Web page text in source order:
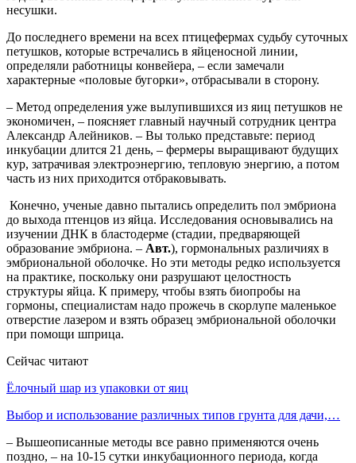
несушки.
До последнего времени на всех птицефермах судьбу суточных
петушков, которые встречались в яйценосной линии,
определяли работницы конвейера, – если замечали
характерные «половые бугорки», отбрасывали в сторону.
– Метод определения уже вылупившихся из яиц петушков не
экономичен, – поясняет главный научный сотрудник центра
Александр Алейников. – Вы только представьте: период
инкубации длится 21 день, – фермеры выращивают будущих
кур, затрачивая электроэнергию, тепловую энергию, а потом
часть из них приходится отбраковывать.
Конечно, ученые давно пытались определить пол эмбриона
до выхода птенцов из яйца. Исследования основывались на
изучении ДНК в бластодерме (стадии, предваряющей
образование эмбриона. – Авт.), гормональных различиях в
эмбриональной оболочке. Но эти методы редко используется
на практике, поскольку они разрушают целостность
структуры яйца. К примеру, чтобы взять биопробы на
гормоны, специалистам надо прожечь в скорлупе маленькое
отверстие лазером и взять образец эмбриональной оболочки
при помощи шприца.
Сейчас читают
Ёлочный шар из упаковки от яиц
Выбор и использование различных типов грунта для дачи,…
– Вышеописанные методы все равно применяются очень
поздно, – на 10-15 сутки инкубационного периода, когда